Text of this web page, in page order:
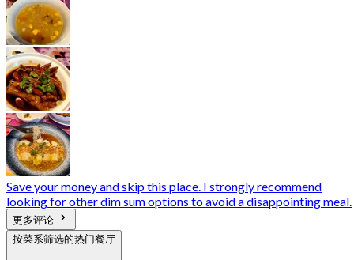
Save your money and skip this place. I strongly recommend
looking for other dim sum options to avoid a disappointing meal.
更多评论
按菜系筛选的热门餐厅